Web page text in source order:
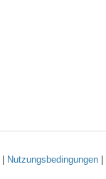
Nutzungsbedingungen